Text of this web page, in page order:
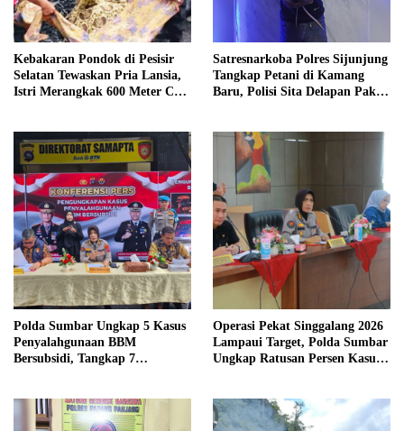
Kebakaran Pondok di Pesisir
Selatan Tewaskan Pria Lansia,
Istri Merangkak 600 Meter Cari
Satresnarkoba Polres Sijunjung
Tangkap Petani di Kamang
Baru, Polisi Sita Delapan Paket
Polda Sumbar Ungkap 5 Kasus
Penyalahgunaan BBM
Bersubsidi, Tangkap 7
Operasi Pekat Singgalang 2026
Lampaui Target, Polda Sumbar
Ungkap Ratusan Persen Kasus